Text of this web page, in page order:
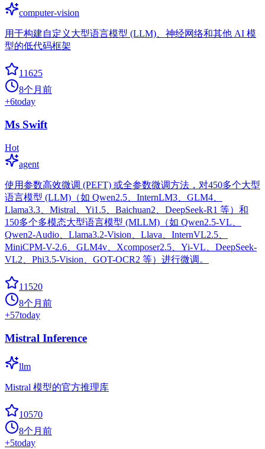
computer-vision
用于构建自定义大型语言模型 (LLM)、神经网络和其他 AI 模
型的低代码框架
11625
8个月前
+6today
Ms Swift
Hot
agent
使用参数高效微调 (PEFT) 或全参数微调方法，对450多个大型
语言模型 (LLM)（如 Qwen2.5、InternLM3、GLM4、
Llama3.3、Mistral、Yi1.5、Baichuan2、DeepSeek-R1 等）和
150多个多模态大型语言模型 (MLLM)（如 Qwen2.5-VL、
Qwen2-Audio、Llama3.2-Vision、Llava、InternVL2.5、
MiniCPM-V-2.6、GLM4v、Xcomposer2.5、Yi-VL、DeepSeek-
VL2、Phi3.5-Vision、GOT-OCR2 等）进行微调。
11520
8个月前
+57today
Mistral Inference
llm
Mistral 模型的官方推理库
10570
8个月前
+5today